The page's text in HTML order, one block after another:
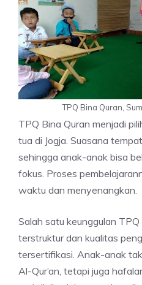
TPQ Bina Quran,
TPQ Bina Quran menjadi
tua di Jogja. Suasana
sehingga anak-anak bisa
fokus. Proses
waktu dan menyenangkan.
Salah satu keunggulan
terstruktur dan kualitas
tersertifikasi. Anak-anak
Al-Qur’an, tetapi juga